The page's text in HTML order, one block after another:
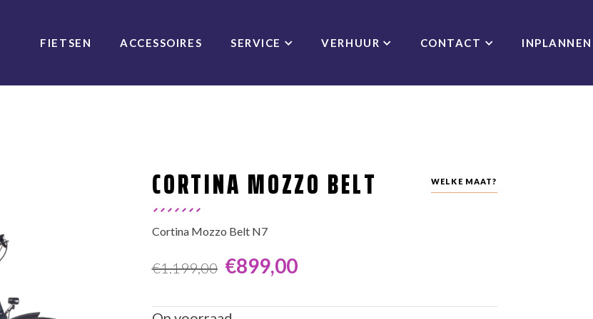
FIETSEN ACCESSOIRES SERVICE VERHUUR CONTACT INPLANNEN
WELKE MAAT?
CORTINA MOZZO BELT
Cortina Mozzo Belt N7
€1.199,00
Oorspronkelijke
prijs
€899,00
Huidige
prijs